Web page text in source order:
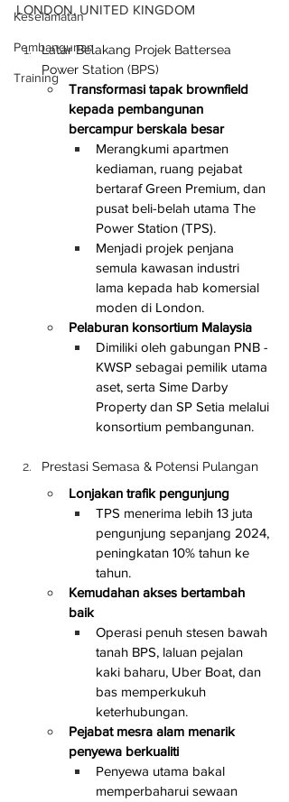
Keselamatan
Pembangunan
Training
LONDON, UNITED KINGDOM
Latar Belakang Projek Battersea
Power Station (BPS)
Transformasi tapak brownfield
kepada pembangunan
bercampur berskala besar
Merangkumi apartmen
kediaman, ruang pejabat
bertaraf Green Premium, dan
pusat beli-belah utama The
Power Station (TPS).
Menjadi projek penjana
semula kawasan industri
lama kepada hab komersial
moden di London.
Pelaburan konsortium Malaysia
Dimiliki oleh gabungan PNB -
KWSP sebagai pemilik utama
aset, serta Sime Darby
Property dan SP Setia melalui
konsortium pembangunan.
Prestasi Semasa & Potensi Pulangan
Lonjakan trafik pengunjung
TPS menerima lebih 13 juta
pengunjung sepanjang 2024,
peningkatan 10% tahun ke
tahun.
Kemudahan akses bertambah
baik
Operasi penuh stesen bawah
tanah BPS, laluan pejalan
kaki baharu, Uber Boat, dan
bas memperkukuh
keterhubungan.
Pejabat mesra alam menarik
penyewa berkualiti
Penyewa utama bakal
memperbaharui sewaan